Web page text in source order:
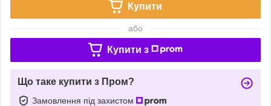
Купити
або
Купити з
Що таке купити з Пром?
Замовлення під захистом